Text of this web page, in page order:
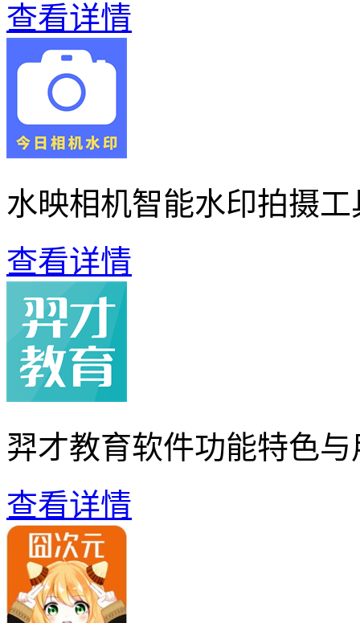
查看详情
水映相机智能水印拍摄工
查看详情
羿才教育软件功能特色
查看详情